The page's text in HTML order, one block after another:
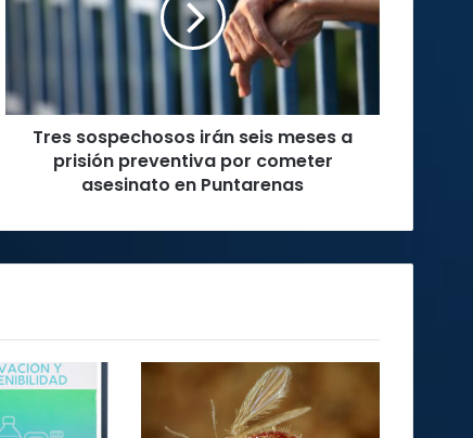
preventiva
por
cometer
asesinato
Tres sospechosos irán seis meses a
prisión preventiva por cometer
asesinato en Puntarenas